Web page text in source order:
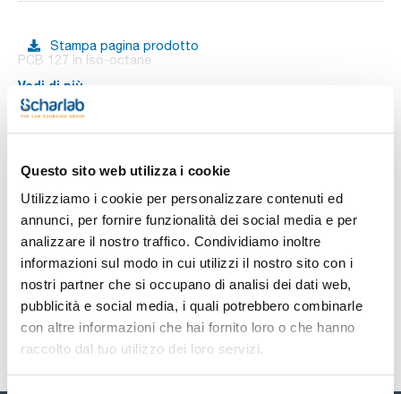
Questo sito web utilizza i cookie
Utilizziamo i cookie per personalizzare contenuti ed
annunci, per fornire funzionalità dei social media e per
analizzare il nostro traffico. Condividiamo inoltre
informazioni sul modo in cui utilizzi il nostro sito con i
nostri partner che si occupano di analisi dei dati web,
pubblicità e social media, i quali potrebbero combinarle
con altre informazioni che hai fornito loro o che hanno
raccolto dal tuo utilizzo dei loro servizi.
Stampa pagina prodotto
PCB 127 in Iso-octane
Vedi di più
Documentazione tecnica
TDS / Scheda tecnica
Registrati per i download
Registrati per i download
Sicurezza
Registrati per i download